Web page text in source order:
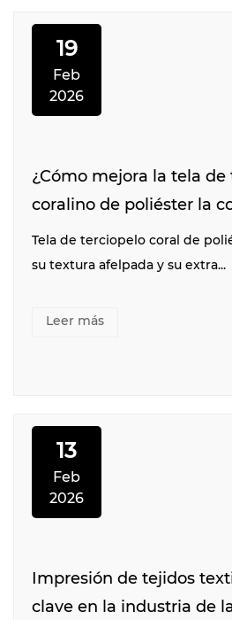
19
Feb
2026
¿Cómo mejora la tela
coralino de poliéster la
durabilidad de la ropa?
Tela de terciopelo coral de poliéster. ,
su textura afelpada y su extra...
Leer más
13
Feb
2026
Impresión de tejidos
clave en la industria de